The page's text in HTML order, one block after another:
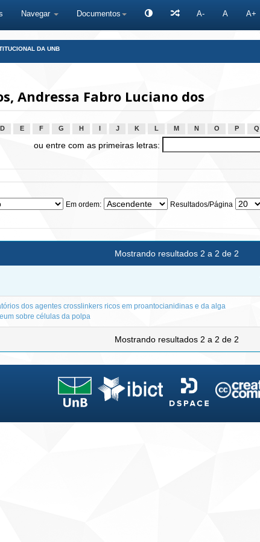
Navegar Documentos A- A A+
DA UNB
Andressa Fabro Luciano dos
D E F G H J K L M N O P Q
ou entre com as primeiras letras:
Em ordem: Resultados/Página
Mostrando resultados 2 a 2 de 2
dos agentes crosslinkers ricos em proantocianidinas e da alga
sobre células da polpa
Mostrando resultados 2 a 2 de 2